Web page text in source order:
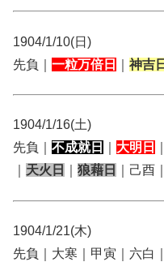
1904/1/10(日)
先負｜ 一粒万倍日 神吉日
1904/1/16(土)
先負｜ 不成就日 大明日
天火日 狼藉日 ｜己酉
1904/1/21(木)
先負｜大寒｜甲寅｜六白